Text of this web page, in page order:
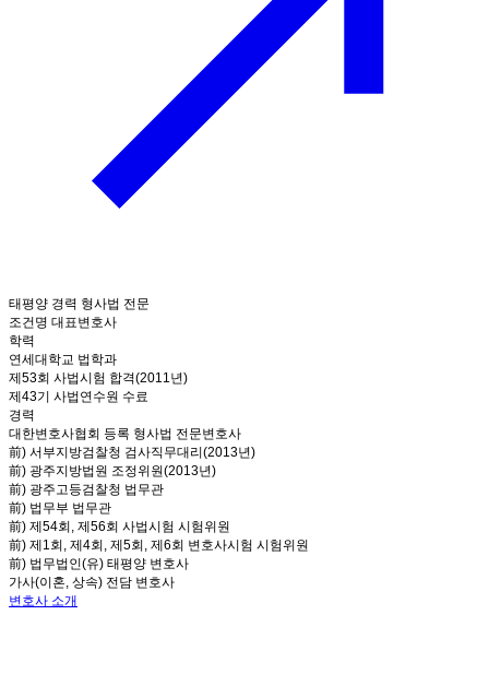
태평양 경력 형사법 전문
조건명 대표변호사
학력
연세대학교 법학과
제53회 사법시험 합격(2011년)
제43기 사법연수원 수료
경력
대한변호사협회 등록 형사법 전문변호사
前) 서부지방검찰청 검사직무대리(2013년)
前) 광주지방법원 조정위원(2013년)
前) 광주고등검찰청 법무관
前) 법무부 법무관
前) 제54회, 제56회 사법시험 시험위원
前) 제1회, 제4회, 제5회, 제6회 변호사시험 시험위원
前) 법무법인(유) 태평양 변호사
가사(이혼, 상속) 전담 변호사
변호사 소개